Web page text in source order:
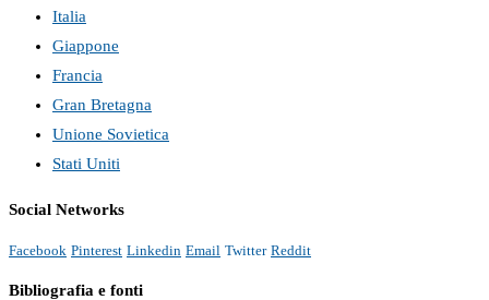
Italia
Giappone
Francia
Gran Bretagna
Unione Sovietica
Stati Uniti
Social Networks
Facebook Pinterest Linkedin Email Twitter Reddit
Bibliografia e fonti